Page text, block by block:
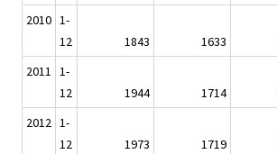
2010 1-
12
1843 1633
2011 1-
12
1944 1714
2012 1-
12
1973 1719